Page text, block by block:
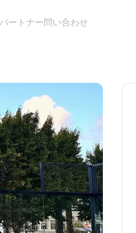
パートナー問い合わせ